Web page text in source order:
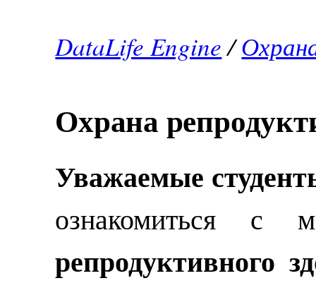
DataLife Engine/
Охрана
Уважаемые
ознакомиться с
репродуктивного